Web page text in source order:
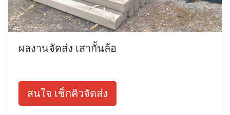
ผลงานจัดส่ง เสากั้นล้อ
สนใจ เช็กคิวจัดส่ง